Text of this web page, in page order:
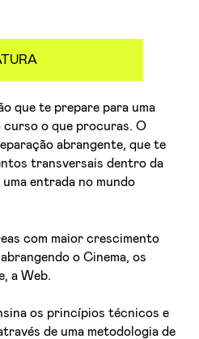
que te prepare para uma
o que procuras. O
abrangente, que te
transversais dentro da
entrada no mundo
com maior crescimento
o Cinema, os
a Web.
os princípios técnicos e
de uma metodologia de